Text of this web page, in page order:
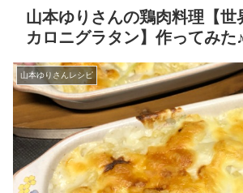
山本ゆりさんの鶏肉料理【世
カロニグラタン】作ってみた♪
山本ゆりさんレシピ